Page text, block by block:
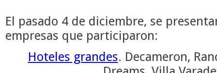
El pasado 4 de diciembre, se
empresas que participaron:
Hoteles grandes. Decameron,